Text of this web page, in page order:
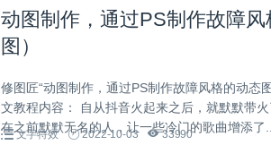
动图制作，通过PS制作故障
图）
修图匠“动图制作，通过PS制作故障风格的动态
文教程内容： 自从抖音火起来之后，就默默带
在之前默默无名的人，让一些冷门的歌曲增添了...
文字特效 2022-10-03
33990